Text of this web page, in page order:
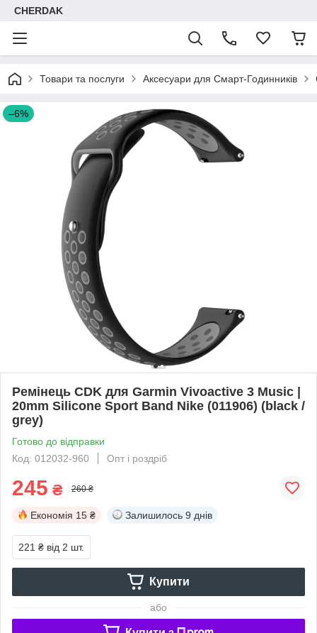
CHERDAK
Товари та послуги Аксесуари для Смарт-Годинників
–6%
Ремінець CDK для Garmin Vivoactive 3 Music |
20mm Silicone Sport Band Nike (011906) (black /
grey)
Готово до відправки
Код: 012032-960
Опт і роздріб
245 ₴ 260 ₴
Економія 15 ₴ Залишилось 9 днів
221 ₴ від 2 шт.
Купити
або